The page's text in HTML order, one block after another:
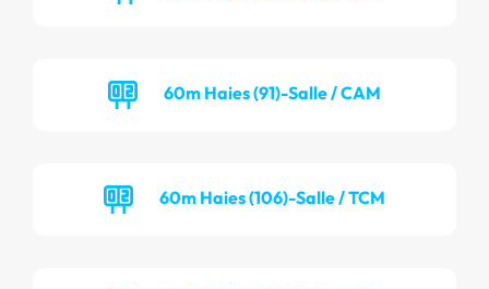
60m Haies (91)-Salle / CAM
60m Haies (106)-Salle / TCM